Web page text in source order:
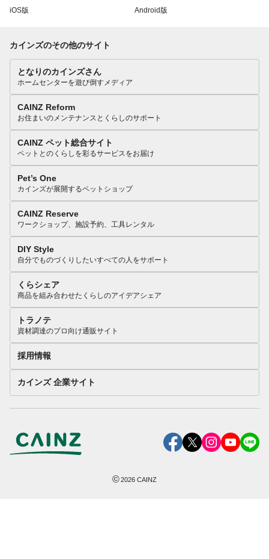
iOS版 Android版
カインズのその他のサイト
となりのカインズさん
ホームセンターを遊び倒すメディア
CAINZ Reform
お住まいのメンテナンスとくらしのサポート
CAINZ ペット総合サイト
ペットとのくらしを彩るサービスをお届け
Pet’s One
カインズが展開するペットショップ
CAINZ Reserve
ワークショップ、施設予約、工具レンタル
DIY Style
自分でものづくりしたいすべての人をサポート
くらシェア
商品を組み合わせたくらしのアイデアシェア
トラノテ
資材調達のプロ向け通販サイト
採用情報
カインズ 企業サイト
©2026 CAINZ